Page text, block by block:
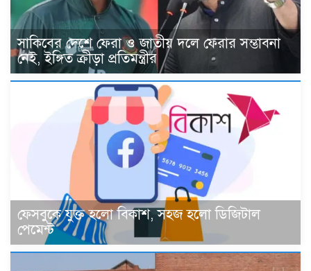
সাকিবের দেশে ফেরা ও জাতীয় দলে ফেরার সম্ভাবনা
নেই, ইঙ্গিত ক্রীড়া প্রতিমন্ত্রীর
ফেসবুকে যুক্ত হলো বিকাশ, সহজ হলো ডিজিটাল
পেমেন্ট